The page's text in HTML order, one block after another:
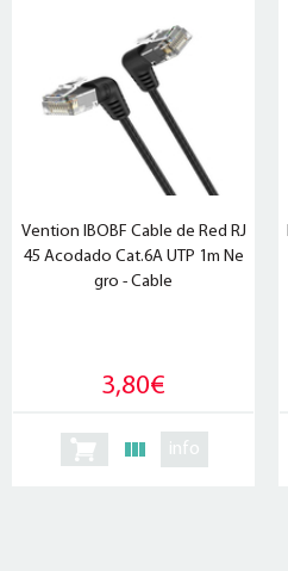
Vention IBOBF Cable de Red RJ
45 Acodado Cat.6A UTP 1m Ne
gro - Cable
3,80€
info